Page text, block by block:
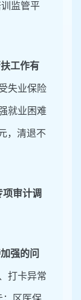
监管平
工作有
失业保险
就业 困难
，清退不
审计调
强的问
打卡异常